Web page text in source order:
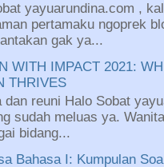
yayuarundina.com ,
pertamaku ngoprek
gak ya...
WITH IMPACT 2021:
THRIVES
dan reuni Halo Sobat
sudah meluas ya.
bidang...
Bahasa I: Kumpulan